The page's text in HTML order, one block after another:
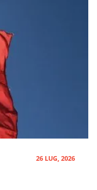
26 LUG, 2026